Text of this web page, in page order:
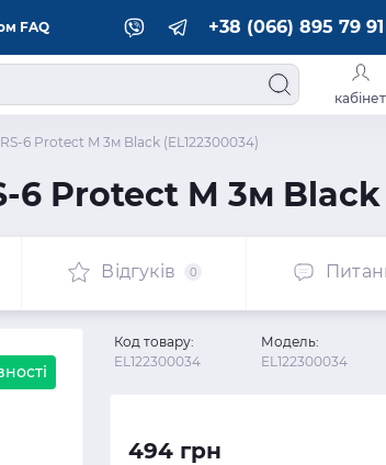
FAQ +38 (066) 895 79 91
кабінет
6 Protect M 3м Black (EL122300034)
6 Protect M 3м Black
Відгуків 0
Код товару:
EL122300034
Модель:
EL122300034
494 грн